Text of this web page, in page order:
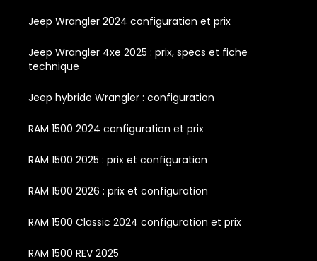
Jeep Wrangler 2024 configuration et prix
Jeep Wrangler 4xe 2025 : prix, specs et fiche
technique
Jeep hybride Wrangler : configuration
RAM 1500 2024 configuration et prix
RAM 1500 2025 : prix et configuration
RAM 1500 2026 : prix et configuration
RAM 1500 Classic 2024 configuration et prix
RAM 1500 REV 2025